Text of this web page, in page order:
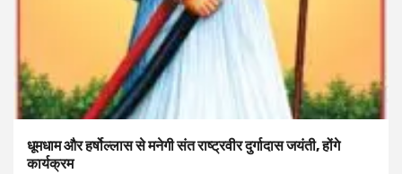
धूमधाम और हर्षोल्लास से मनेगी संत राष्ट्रवीर दुर्गादास जयंती, होंगे
कार्यक्रम